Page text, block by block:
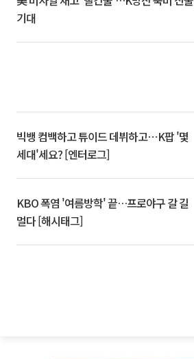
기대
빅뱅 컴백하고 튜이드 데뷔하고⋯K팝 '몇
세대'세요? [엔터로그]
KBO 폭염 '여름방학' 끝…프로야구 갈 길
멀다 [해시태그]